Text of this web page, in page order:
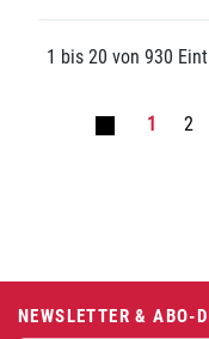
1 bis 20 von 930
1 2
Fusszeile
NEWSLETTER & ABO-